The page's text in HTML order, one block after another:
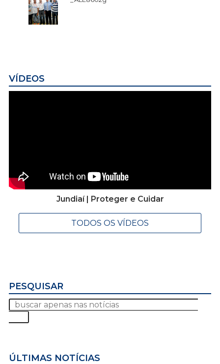
VÍDEOS
Jundiaí | Proteger e Cuidar
TODOS OS VÍDEOS
PESQUISAR
ÚLTIMAS NOTÍCIAS